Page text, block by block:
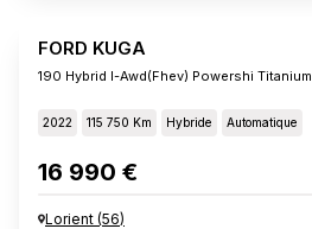
FORD KUGA
190 Hybrid I-Awd(fhev) Powershi Titanium
2022 115 750 Km Hybride Automatique
16 990 €
Lorient (56)